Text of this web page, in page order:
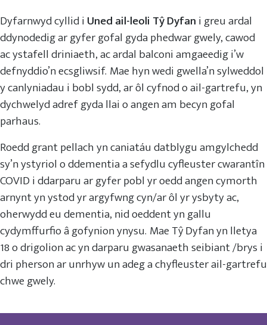
Dyfarnwyd cyllid iUned ail-leoli Tŷ Dyfani greu ardal
ddynodedig ar gyfer gofal gyda phedwar gwely, cawod
ac ystafell driniaeth, ac ardal balconi amgaeedig i’w
defnyddio’n ecsgliwsif. Mae hyn wedi gwella’n sylweddol
y canlyniadau i bobl sydd, ar ôl cyfnod o ail-gartrefu, yn
dychwelyd adref gyda llai o angen am becyn gofal
parhaus.
Roedd grant pellach yn caniatáu datblygu amgylchedd
sy’n ystyriol o ddementia a sefydlu cyfleuster cwarantîn
COVID i ddarparu ar gyfer pobl yr oedd angen cymorth
arnynt yn ystod yr argyfwng cyn/ar ôl yr ysbyty ac,
oherwydd eu dementia, nid oeddent yn gallu
cydymffurfio â gofynion ynysu. Mae Tŷ Dyfan yn lletya
18 o drigolion ac yn darparu gwasanaeth seibiant /brys i
dri pherson ar unrhyw un adeg a chyfleuster ail-gartrefu
chwe gwely.